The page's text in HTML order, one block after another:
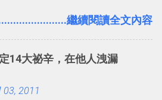
新增： Trello 開放「強化功能」
新增 ： Trello 卡片自訂欄位密
要的強大 Trello 客製化範例教
11 新增： [時間技客-7] 重要緊
理四象限在 Trello 活用與範本
百個考試問題時，自己手動進
憶卡片，自動規劃要延期複習
每天自動產生記憶練習題，這
中最受好評的，或許就是今天
） 的 Codex 工具？ 如何用
更自動化的電腦工作流程。
繼續閱讀全文內容
14大祕辛，在他人洩漏
03, 2011